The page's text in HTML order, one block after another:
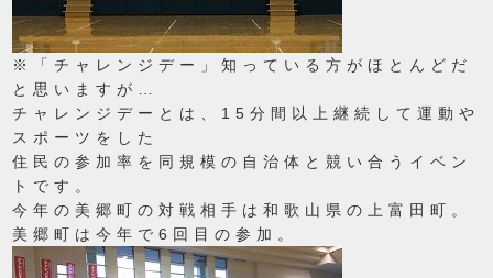
※「チャレンジデー」知っている方がほとんどだ
と思いますが…
チャレンジデーとは、15分間以上継続して運動や
スポーツをした
住民の参加率を同規模の自治体と競い合うイベン
トです。
今年の美郷町の対戦相手は和歌山県の上富田町。
美郷町は今年で6回目の参加。